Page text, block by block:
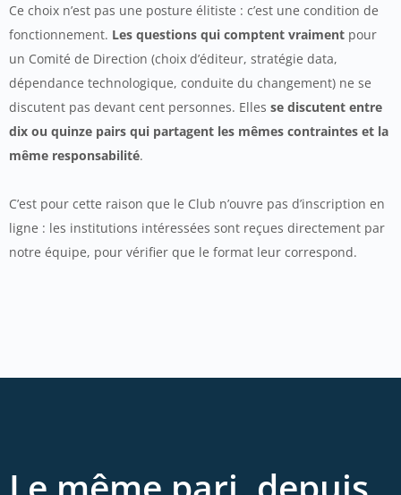
Ce choix n’est pas une posture élitiste : c’est une condition de
fonctionnement. Les questions qui comptent vraiment pour
un Comité de Direction (choix d’éditeur, stratégie data,
dépendance technologique, conduite du changement) ne se
discutent pas devant cent personnes. Elles se discutent entre
dix ou quinze pairs qui partagent les mêmes contraintes et la
même responsabilité.
C’est pour cette raison que le Club n’ouvre pas d’inscription en
ligne : les institutions intéressées sont reçues directement par
notre équipe, pour vérifier que le format leur correspond.